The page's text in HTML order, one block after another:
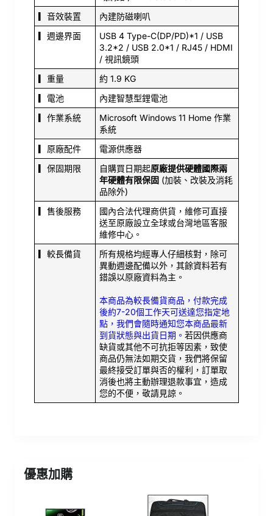
▎音效裝置
內建防磁喇叭
▎週邊界面
USB 4 Type-C(DP/PD)*1 / USB
3.2*2 / USB 2.0*1 / RJ45 / HDMI
/ 視訊鏡頭
▎重量
約 1.9 KG
▎電池
內建智慧型鋰電池
▎作業系統
Microsoft Windows 11 Home 作業
系統
▎原廠配件
電源供應器
▎保固期限
自購買日期起原廠提供硬體國際兩
年硬體有限保固 (加裝、改裝及消耗
品除外)
▎售後服務
國內合法代理商供貨，維修可直接
送至原廠設立全球或台灣地區客服
維修中心。
▎較長備貨
所有規格均經專人仔細核對，除可
異動週邊配備以外，其餘資料若有
錯誤以原廠資料為主。
本商品為較長備貨商品，付款完成
後約7-20個工作天可送達您指定地
點，我們會隨時通知您本商品最新
到貨狀態與出貨日期。 若因供應商
缺貨或其他不可抗拒等因素，致使
商品仍無法如期交貨，我們將保留
最終接受訂單與否的權利，訂單取
消後也將主動辦理退款事宜，造成
您的不便，敬請見諒。
優惠加購